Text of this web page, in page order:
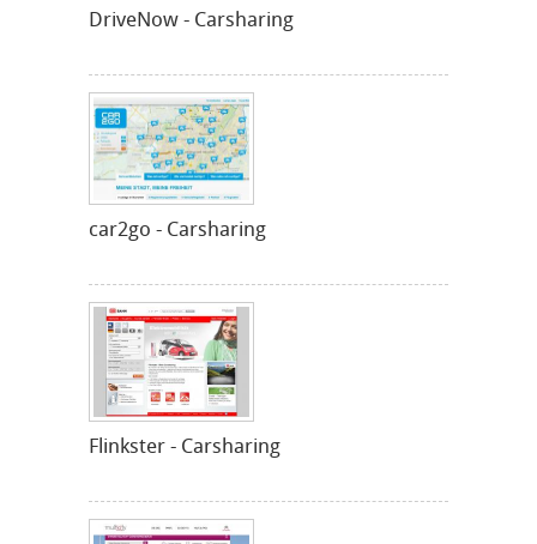
DriveNow - Carsharing
car2go - Carsharing
Flinkster - Carsharing